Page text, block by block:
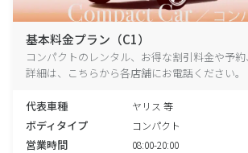
基本料金プラン（C1）
コンパクトのレンタル、お得な割引料金や予
詳細は、こちらから各店舗にお電話ください。
代表車種 ヤリス 等
ボディタイプ コンパクト
営業時間 08:00-20:00